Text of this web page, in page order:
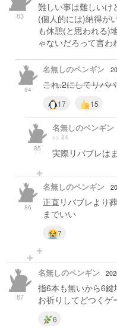
83
難しい事は難しいけ
(個人的には)納得が
も休憩(と思われる)
ゃないだろって言わ
84
名無しのペンギン
これ.2にしてリバ
17 15
85
名無しのペンギン
>> 84
実際リバブレは
86
名無しのペンギン
正直リバブレより
までいい
7
87
名無しのペンギン
指6本も無いから6
お祈りしてどつくゲ
6